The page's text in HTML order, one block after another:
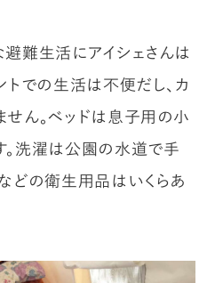
難生活にアイシェさんは
トでの生活は不便だし、カ
ん。ベッドは息子用の小
。洗濯は公園の水道で手
どの衛生用品はいくらあ